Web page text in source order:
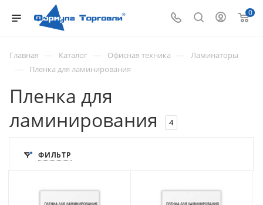
0
Главная — Каталог — Офисная техника — Ламинаторы
— Пленка для ламинирования
Пленка для
ламинирования
4
ФИЛЬТР